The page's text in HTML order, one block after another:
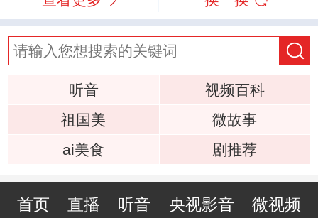
听音
视频百科
祖国美
微故事
ai美食
剧推荐
首页 直播 听音 央视影音 微视频